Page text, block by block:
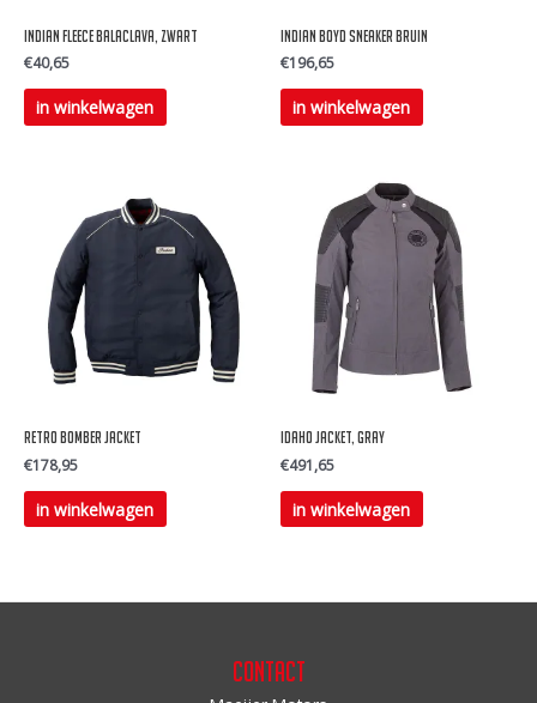
Indian Fleece balaclava, zwart
€40,65
in winkelwagen
Indian BOYD Sneaker Bruin
€196,65
in winkelwagen
Dit
product
meerdere
variaties.
Deze
optie
kan
gekozen
worden
Retro bomber jacket
€178,95
in winkelwagen
Dit
product
IDAHO JACKET, GRAY
€491,65
in winkelwagen
Dit
product
Contact